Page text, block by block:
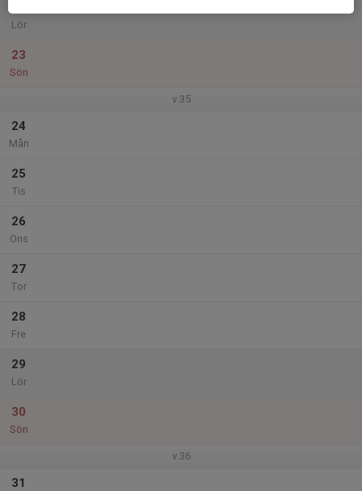
Lör
23
Sön
v.35
24
Mån
25
Tis
26
Ons
27
Tor
28
Fre
29
Lör
30
Sön
v.36
31